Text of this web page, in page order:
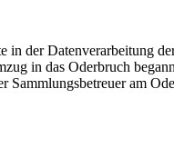
der Datenverarbeitung
in das Oderbruch
am